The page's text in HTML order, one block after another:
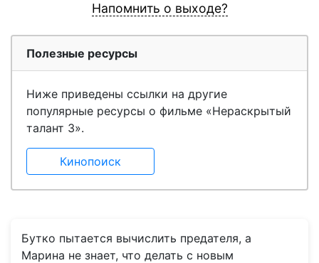
Напомнить о выходе?
Полезные ресурсы
Ниже приведены ссылки на другие
популярные ресурсы о фильме «Нераскрытый
талант 3».
Кинопоиск
Бутко пытается вычислить предателя, а
Марина не знает, что делать с новым